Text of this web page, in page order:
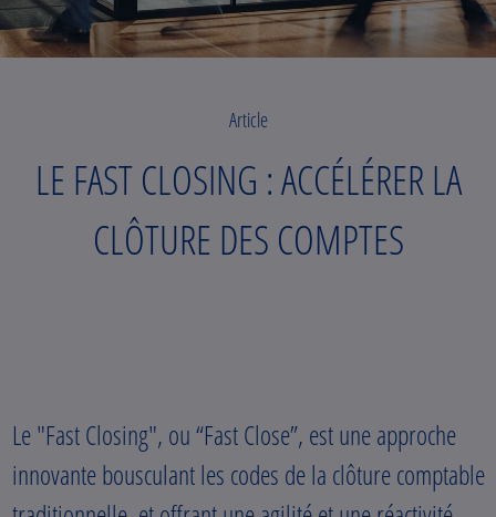
Article
LE FAST CLOSING : ACCÉLÉRER LA
CLÔTURE DES COMPTES
Le "Fast Closing", ou “Fast Close”, est une approche
innovante bousculant les codes de la clôture comptable